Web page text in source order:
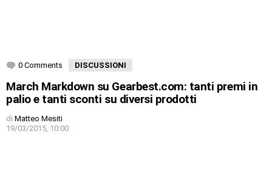
0 Comments DISCUSSIONI
March Markdown su Gearbest.com: tanti premi in
palio e tanti sconti su diversi prodotti
di Matteo Mesiti
19/03/2015, 10:00